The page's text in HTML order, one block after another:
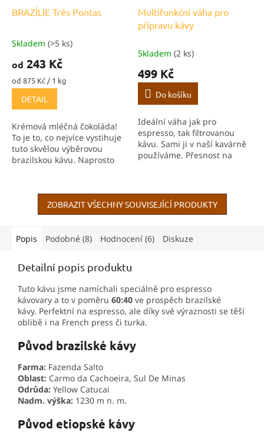
BRAZÍLIE Três Pontas
Průměrné
produktu
je
5,0
5
hvězdiček.
Skladem (>5 ks)
od 243 Kč
Měrná
cena:
od 875 Kč / 1 kg
DETAIL
Krémová mléčná čokoláda!
To je to, co nejvíce vystihuje
tuto skvělou výběrovou
brazilskou kávu. Naprosto
Multifunkční váha pro
přípravu kávy
Skladem (2 ks)
499 Kč
Do košíku
Ideální váha jak pro
espresso, tak filtrovanou
kávu. Sami ji v naší kavárně
používáme. Přesnost na
dosáhnout konzistentních...
ZOBRAZIT VŠECHNY SOUVISEJÍCÍ PRODUKTY
Popis Podobné (8) Hodnocení (6) Diskuze
Detailní popis produktu
Tuto kávu jsme namíchali speciálně pro espresso
kávovary a to v poměru 60:40 ve prospěch brazilské
kávy. Perfektní na espresso, ale díky své výraznosti se těší
oblibě i na French press či turka.
Původ brazilské kávy
Farma: Fazenda Salto
Oblast: Carmo da Cachoeira, Sul De Minas
Odrůda: Yellow Catucai
Nadm. výška: 1230 m n. m.
Původ etiopské kávy